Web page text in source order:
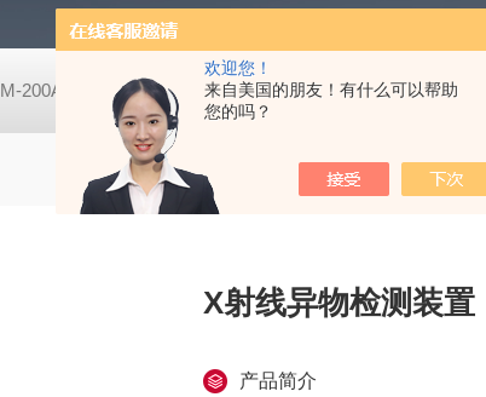
欢迎您！
来自美国的朋友！有什么可以帮助
您的吗？
M-200A微动摩擦磨损实验机 GCDDJ-50Kv电压击穿试验
X射线异物检测装置
产品简介